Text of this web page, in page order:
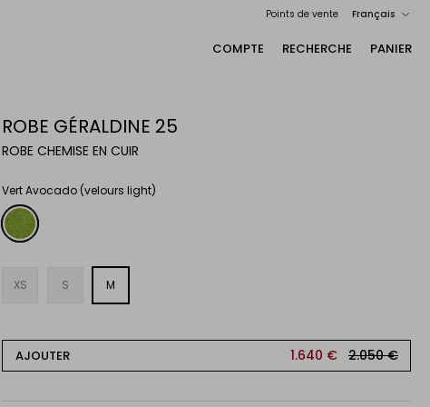
Points de vente Français
COMPTE RECHERCHE PANIER
ROBE GÉRALDINE 25
ROBE CHEMISE EN CUIR
Vert Avocado (velours light)
Vert
Avocado
(velours
XS
S M
AJOUTER 1.640 € 2.050 €